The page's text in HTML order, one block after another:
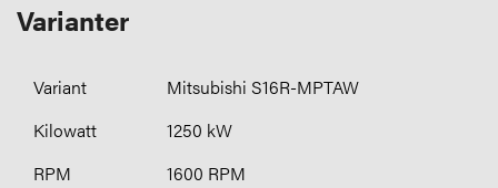
Varianter
Mitsubishi S16R-MPTAW
1250 kW
1600 RPM